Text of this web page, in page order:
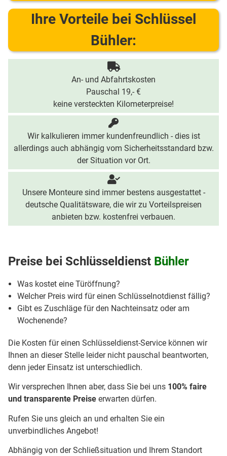
Ihre Vorteile bei Schlüssel
Bühler:
An- und Abfahrtskosten
Pauschal 19,- €
keine versteckten Kilometerpreise!
Wir kalkulieren immer kundenfreundlich - dies ist
allerdings auch abhängig vom Sicherheitsstandard bzw.
der Situation vor Ort.
Unsere Monteure sind immer bestens ausgestattet -
deutsche Qualitätsware, die wir zu Vorteilspreisen
anbieten bzw. kostenfrei verbauen.
Preise bei Schlüsseldienst Bühler
Was kostet eine Türöffnung?
Welcher Preis wird für einen Schlüsselnotdienst fällig?
Gibt es Zuschläge für den Nachteinsatz oder am
Wochenende?
Die Kosten für einen Schlüsseldienst-Service können wir
Ihnen an dieser Stelle leider nicht pauschal beantworten,
denn jeder Einsatz ist unterschiedlich.
Wir versprechen Ihnen aber, dass Sie bei uns 100% faire
und transparente Preise erwarten dürfen.
Rufen Sie uns gleich an und erhalten Sie ein
unverbindliches Angebot!
Abhängig von der Schließsituation und Ihrem Standort